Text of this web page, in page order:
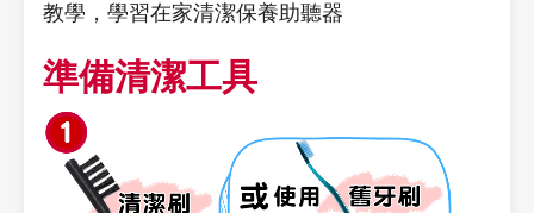
教學，學習在家清潔保養助聽器
準備清潔工具